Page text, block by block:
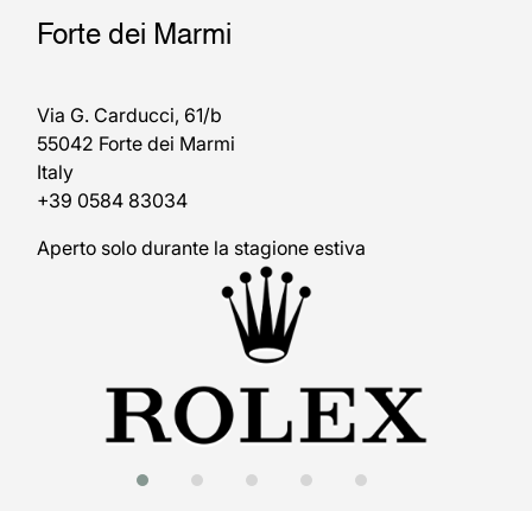
Forte dei Marmi
Via G. Carducci, 61/b
55042 Forte dei Marmi
Italy
+39 0584 83034
Aperto solo durante la stagione estiva